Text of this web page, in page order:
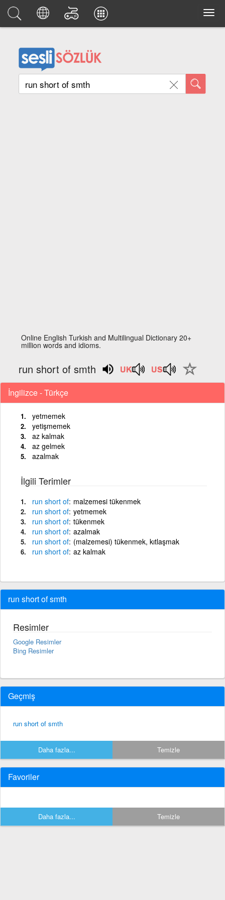
Online English Turkish and Multilingual Dictionary 20+
million words and idioms.
run short of smth
İngilizce - Türkçe
yetmemek
yetişmemek
az kalmak
az gelmek
azalmak
İlgili Terimler
run short of malzemesi tükenmek
run short of yetmemek
run short of tükenmek
run short of azalmak
run short of (malzemesi) tükenmek, kıtlaşmak
run short of az kalmak
run short of smth
Resimler
Google Resimler
Bing Resimler
Geçmiş
run short of smth
Daha fazla... Temizle
Favoriler
Daha fazla... Temizle